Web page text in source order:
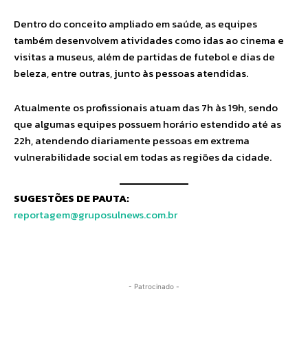
Dentro do conceito ampliado em saúde, as equipes
também desenvolvem atividades como idas ao cinema e
visitas a museus, além de partidas de futebol e dias de
beleza, entre outras, junto às pessoas atendidas.
Atualmente os profissionais atuam das 7h às 19h, sendo
que algumas equipes possuem horário estendido até as
22h, atendendo diariamente pessoas em extrema
vulnerabilidade social em todas as regiões da cidade.
SUGESTÕES DE PAUTA:
reportagem@gruposulnews.com.br
- Patrocinado -